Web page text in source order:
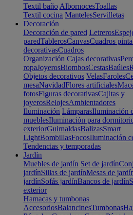
Textil baño AlbornocesToallas
Textil cocina MantelesServilletas
Decoración
Decoración de pared Letreros
paredTablerosCanvasCuadros
decorativasCuadros
Organización Cajas decorativas
ropaJoyerosBiombosCestasBaúles
Objetos decorativos VelasFaroles
mesaNavidadFlores artificiales
fotosFiguras decorativasCajitas y
joyerosRelojesAmbientadores
Iluminación LámparasIluminación
mueblesIluminación para
exteriorGuirnaldasBalizasSmart
LightBombillasFocosIluminación
Tendencias y temporadas
Jardín
Muebles de jardín Set de jardín
jardínSillas de jardínMesas de
jardínSofás jardínBancos de jardín
exterior
Hamacas y tumbonas
AccesoriosBalancinesTumbonas